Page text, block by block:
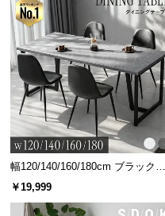
幅120/140/160/180cm ブラックフ
レーム ダイニング 大理石調 4人掛
￥19,999